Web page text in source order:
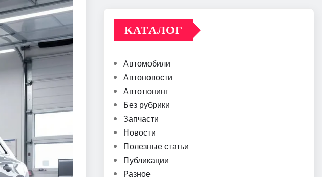
КАТАЛОГ
Автомобили
Автоновости
Автотюнинг
Без рубрики
Запчасти
Новости
Полезные статьи
Публикации
Разное